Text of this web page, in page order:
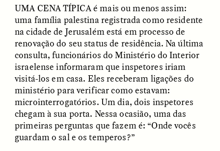
How Bird’s Nests
Become Markers of
Vitality and Status
90 Years Since Its
Discovery, a Stone Age
Human Still Holds
Lessons
ESSAY /IN FLUX ESSAY /STANDPOINTS
UMA CENA TÍPICAé mais ou menos assim:
uma família palestina registrada como residente
na cidade de Jerusalém está em processo de
renovação do seu status de residência. Na última
consulta, funcionários do Ministério do Interior
israelense informaram que inspetores iriam
visitá-los em casa. Eles receberam ligações do
ministério para verificar como estavam:
microinterrogatórios. Um dia, dois inspetores
chegam à sua porta. Nessa ocasião, uma das
primeiras perguntas que fazem é: “Onde vocês
guardam o sal e os temperos?”